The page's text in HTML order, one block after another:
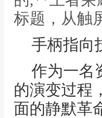
标题，从触
手柄指向
作为一名
的演变过程
面的静默革